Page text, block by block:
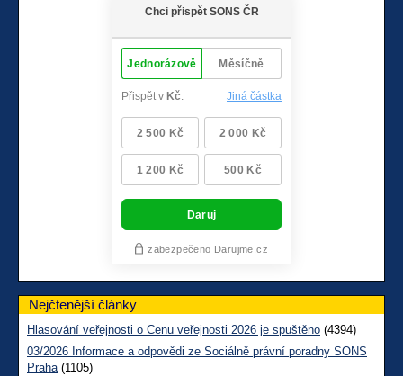
Nejčtenější články
Hlasování veřejnosti o Cenu veřejnosti 2026 je spuštěno (4394)
03/2026 Informace a odpovědi ze Sociálně právní poradny SONS
Praha(1105)